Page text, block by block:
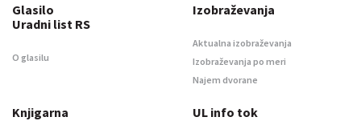
Glasilo
Uradni list RS
O glasilu
Izobraževanja
Aktualna izobraževanja
Izobraževanja po meri
Najem dvorane
Knjigarna UL info tok